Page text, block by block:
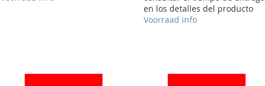
en los detalles del producto
Voorraad info